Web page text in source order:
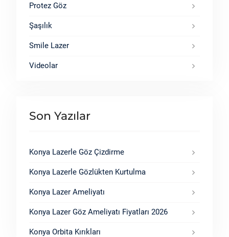
Protez Göz
Şaşılık
Smile Lazer
Videolar
Son Yazılar
Konya Lazerle Göz Çizdirme
Konya Lazerle Gözlükten Kurtulma
Konya Lazer Ameliyatı
Konya Lazer Göz Ameliyatı Fiyatları 2026
Konya Orbita Kırıkları